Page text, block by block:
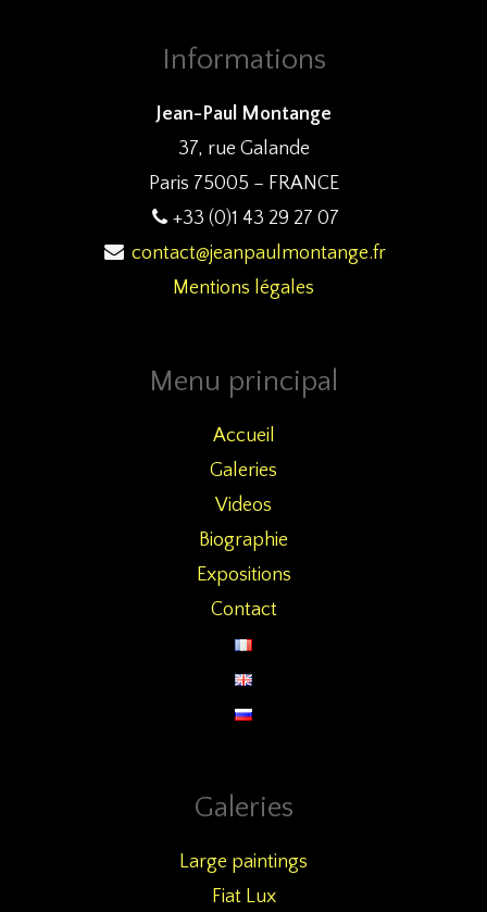
Informations
Jean-Paul Montange
37, rue Galande
Paris 75005 – FRANCE
+33 (0)1 43 29 27 07
contact@jeanpaulmontange.fr
Mentions légales
Menu principal
Accueil
Galeries
Videos
Biographie
Expositions
Contact
Galeries
Large paintings
Fiat Lux